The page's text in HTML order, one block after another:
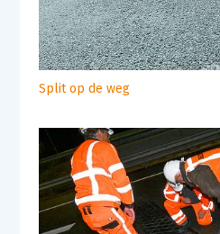
Split op de weg